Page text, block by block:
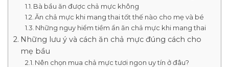
Bà bầu ăn được chả mực không
Ăn chả mực khi mang thai tốt thế nào cho mẹ và bé
Những nguy hiểm tiềm ẩn ăn chả mực khi mang thai
Những lưu ý và cách ăn chả mực đúng cách cho
mẹ bầu
Nên chọn mua chả mực tươi ngon uy tín ở đâu?